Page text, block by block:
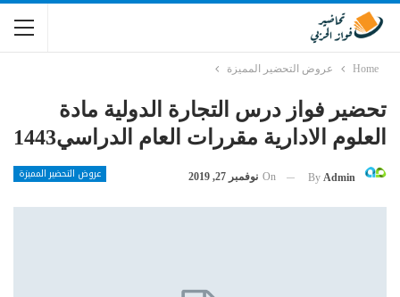
Home عروض التحضير المميزة
تحضير فواز درس التجارة الدولية مادة
العلوم الادارية مقررات العام الدراسي1443
عروض التحضير المميزة By Admin
On نوفمبر 27, 2019